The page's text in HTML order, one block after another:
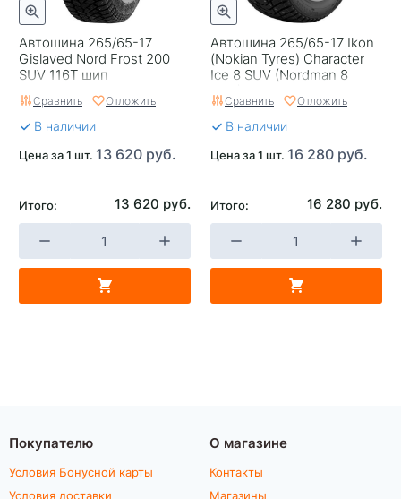
Автошина 265/65-17
Gislaved Nord Frost 200
SUV 116T шип
Сравнить Отложить
В наличии
Цена за 1 шт. 13 620 руб.
Итого: 13 620 руб.
Автошина 265/65-17 Ikon
(Nokian Tyres) Character
Ice 8 SUV (Nordman 8
SUV) 116T шип
Сравнить Отложить
В наличии
Цена за 1 шт. 16 280 руб.
Итого: 16 280 руб.
Покупателю
Условия Бонусной карты
Условия доставки
О магазине
Контакты
Магазины